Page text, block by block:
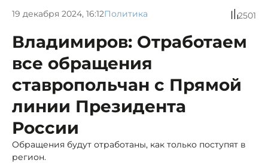
19 декабря 2024, 16:12Политика 2501
Владимиров: Отработаем
все обращения
ставропольчан с Прямой
линии Президента
России
Обращения будут отработаны, как только поступят в
регион.